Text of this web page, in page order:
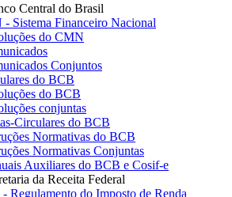
Central do Brasil
- Sistema Financeiro Nacional
do CMN
Conjuntos
do BCB
do BCB
conjuntas
Circulares do BCB
Normativas do BCB
Normativas Conjuntas
Auxiliares do BCB e Cosif-e
da Receita Federal
Regulamento do Imposto de Renda